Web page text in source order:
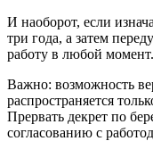
И наоборот, если
три года, а затем
работу в любой момент.
Важно: возможность
распространяется
Прервать декрет по
согласованию с